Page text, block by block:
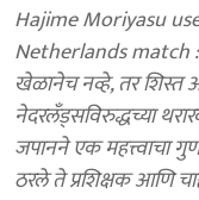
Hajime Moriyasu
Netherlands match
खेळानेच नव्हे, तर शिस्त
नेदरलँड्सविरुद्धच्या
जपानने एक महत्त्वाचा
ठरले ते प्रशिक्षक आणि